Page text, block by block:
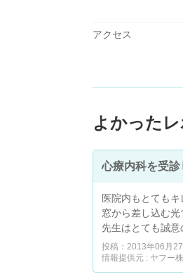
アクセス
よかったレ
心療内科を受
医院内もとても
窓から差し込む光
先生はとても誠
投稿：2013年06月27
情報提供元 : ヤフー